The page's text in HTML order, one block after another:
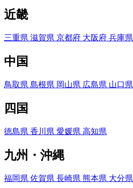
近畿
三重県 滋賀県 京都府 大阪府 兵庫県
中国
鳥取県 島根県 岡山県 広島県 山口県
四国
徳島県 香川県 愛媛県 高知県
九州・沖縄
福岡県 佐賀県 長崎県 熊本県 大分県